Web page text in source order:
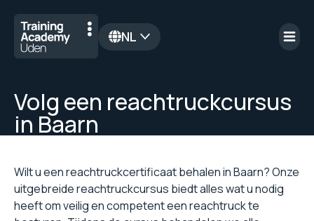
NL
Volg een reachtruckcursus
in Baarn
Wilt u een reachtruckcertificaat behalen in Baarn? Onze
uitgebreide reachtruckcursus biedt alles wat u nodig
heeft om veilig en competent een reachtruck te